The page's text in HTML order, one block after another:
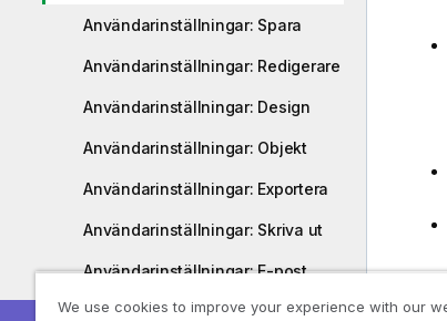
Användarinställningar: Spara
Användarinställningar: Redigerare
Användarinställningar: Design
Användarinställningar: Objekt
Användarinställningar: Exportera
Användarinställningar: Skriva ut
Användarinställningar: E-post
Användarinställningar: Platser
We use cookies to improve your experience with our